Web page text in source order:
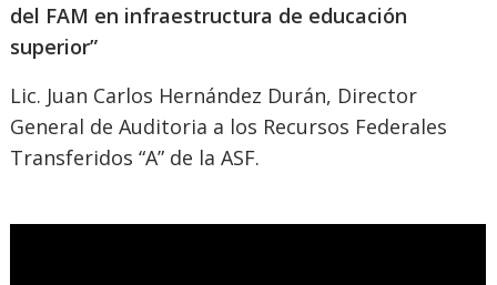
del FAM en infraestructura de educación
superior”
Lic. Juan Carlos Hernández Durán, Director
General de Auditoria a los Recursos Federales
Transferidos “A” de la ASF.